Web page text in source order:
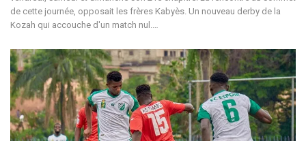
de cette journée, opposait les frères Kabyès. Un nouveau derby de la
Kozah qui accouche d'un match nul.…